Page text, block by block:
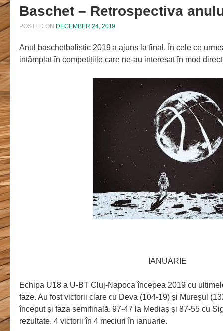
Baschet – Retrospectiva
POSTED ON DECEMBER 24, 2019
Anul baschetbalistic 2019 a ajuns la final. În cele ce
intâmplat în competițiile care ne-au interesat în mod
IANUARIE
Echipa U18 a U-BT Cluj-Napoca începea 2019 cu
faze. Au fost victorii clare cu Deva (104-19) și Mureșul
început și faza semifinală. 97-47 la Mediaș și 87-55 cu
rezultate. 4 victorii în 4 meciuri în ianuarie.